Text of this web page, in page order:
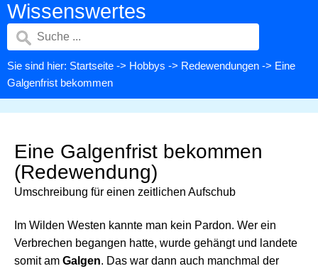
Wissenswertes
Sie sind hier: Startseite -> Hobbys -> Redewendungen -> Eine
Galgenfrist bekommen
Eine Galgenfrist bekommen
(Redewendung)
Umschreibung für einen zeitlichen Aufschub
Im Wilden Westen kannte man kein Pardon. Wer ein
Verbrechen begangen hatte, wurde gehängt und landete
somit am Galgen. Das war dann auch manchmal der